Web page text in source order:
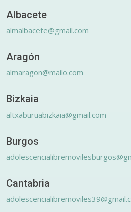
Albacete
almalbacete@gmail.com
Aragón
almaragon@mailo.com
Bizkaia
altxaburuabizkaia@gmail.com
Burgos
Cantabria